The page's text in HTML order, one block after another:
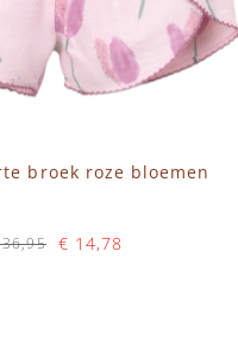
broek roze bloemen
€ 14,78